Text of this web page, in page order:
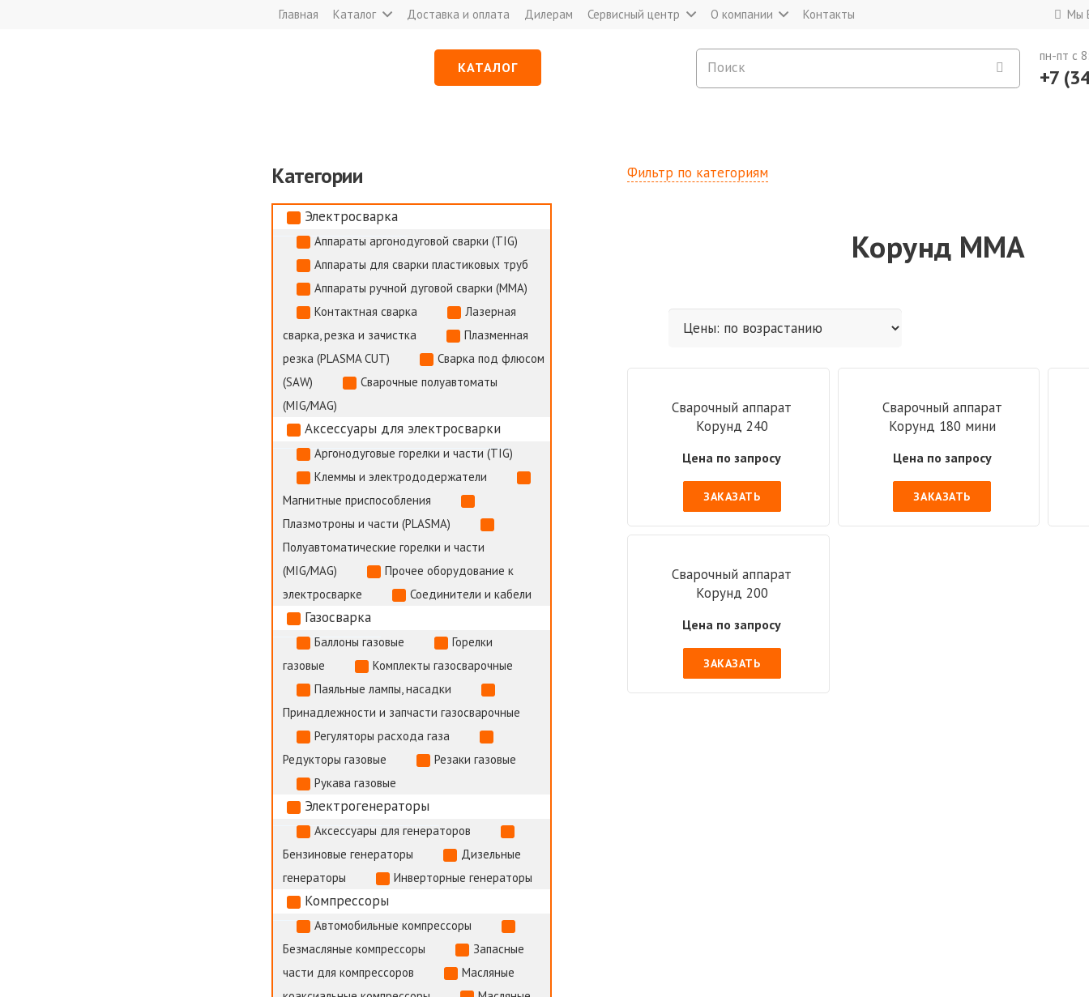
Главная Каталог Доставка и оплата Дилерам Сервисный центр О компании Контакты Мы
КАТАЛОГ
пн-пт c
+7
Фильтр по категориям
Корунд MMA
Сварочный аппарат
Корунд 240
Цена по запросу
ЗАКАЗАТЬ
Сварочный аппарат
Корунд 180 мини
Цена по запросу
ЗАКАЗАТЬ
Сварочный аппарат
Корунд 200
Цена по запросу
ЗАКАЗАТЬ
Категории
Электросварка
Аппараты аргонодуговой сварки (TIG)
Аппараты для сварки пластиковых труб
Аппараты ручной дуговой сварки (MMA)
Контактная сварка
Лазерная
сварка, резка и зачистка
Плазменная
резка (PLASMA CUT)
Сварка под флюсом
(SAW)
Сварочные полуавтоматы
(MIG/MAG)
Аксессуары для электросварки
Аргонодуговые горелки и части (TIG)
Клеммы и электрододержатели
Магнитные приспособления
Плазмотроны и части (PLASMA)
Полуавтоматические горелки и части
(MIG/MAG)
Прочее оборудование к
электросварке
Соединители и кабели
Газосварка
Баллоны газовые
Горелки
газовые
Комплекты газосварочные
Паяльные лампы, насадки
Принадлежности и запчасти газосварочные
Регуляторы расхода газа
Редукторы газовые
Резаки газовые
Рукава газовые
Электрогенераторы
Аксессуары для генераторов
Бензиновые генераторы
Дизельные
генераторы
Инверторные генераторы
Компрессоры
Автомобильные компрессоры
Безмасляные компрессоры
Запасные
части для компрессоров
Масляные